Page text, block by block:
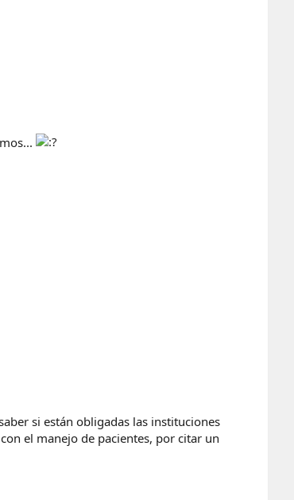
si están obligadas las instituciones
el manejo de pacientes, por citar un